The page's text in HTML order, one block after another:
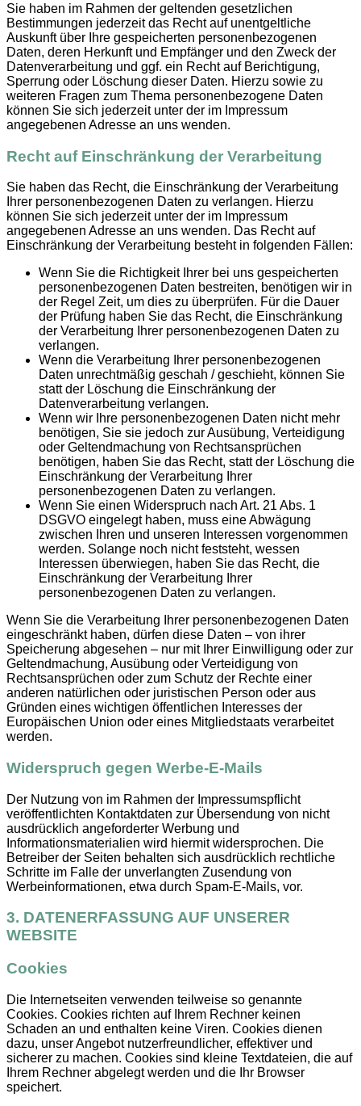
Sie haben im Rahmen der geltenden gesetzlichen
Bestimmungen jederzeit das Recht auf unentgeltliche
Auskunft über Ihre gespeicherten personenbezogenen
Daten, deren Herkunft und Empfänger und den Zweck der
Datenverarbeitung und ggf. ein Recht auf Berichtigung,
Sperrung oder Löschung dieser Daten. Hierzu sowie zu
weiteren Fragen zum Thema personenbezogene Daten
können Sie sich jederzeit unter der im Impressum
angegebenen Adresse an uns wenden.
Recht auf Einschränkung der Verarbeitung
Sie haben das Recht, die Einschränkung der Verarbeitung
Ihrer personenbezogenen Daten zu verlangen. Hierzu
können Sie sich jederzeit unter der im Impressum
angegebenen Adresse an uns wenden. Das Recht auf
Einschränkung der Verarbeitung besteht in folgenden Fällen:
Wenn Sie die Richtigkeit Ihrer bei uns gespeicherten
personenbezogenen Daten bestreiten, benötigen wir in
der Regel Zeit, um dies zu überprüfen. Für die Dauer
der Prüfung haben Sie das Recht, die Einschränkung
der Verarbeitung Ihrer personenbezogenen Daten zu
verlangen.
Wenn die Verarbeitung Ihrer personenbezogenen
Daten unrechtmäßig geschah / geschieht, können Sie
statt der Löschung die Einschränkung der
Datenverarbeitung verlangen.
Wenn wir Ihre personenbezogenen Daten nicht mehr
benötigen, Sie sie jedoch zur Ausübung, Verteidigung
oder Geltendmachung von Rechtsansprüchen
benötigen, haben Sie das Recht, statt der Löschung die
Einschränkung der Verarbeitung Ihrer
personenbezogenen Daten zu verlangen.
Wenn Sie einen Widerspruch nach Art. 21 Abs. 1
DSGVO eingelegt haben, muss eine Abwägung
zwischen Ihren und unseren Interessen vorgenommen
werden. Solange noch nicht feststeht, wessen
Interessen überwiegen, haben Sie das Recht, die
Einschränkung der Verarbeitung Ihrer
personenbezogenen Daten zu verlangen.
Wenn Sie die Verarbeitung Ihrer personenbezogenen Daten
eingeschränkt haben, dürfen diese Daten – von ihrer
Speicherung abgesehen – nur mit Ihrer Einwilligung oder zur
Geltendmachung, Ausübung oder Verteidigung von
Rechtsansprüchen oder zum Schutz der Rechte einer
anderen natürlichen oder juristischen Person oder aus
Gründen eines wichtigen öffentlichen Interesses der
Europäischen Union oder eines Mitgliedstaats verarbeitet
werden.
Widerspruch gegen Werbe-E-Mails
Der Nutzung von im Rahmen der Impressumspflicht
veröffentlichten Kontaktdaten zur Übersendung von nicht
ausdrücklich angeforderter Werbung und
Informationsmaterialien wird hiermit widersprochen. Die
Betreiber der Seiten behalten sich ausdrücklich rechtliche
Schritte im Falle der unverlangten Zusendung von
Werbeinformationen, etwa durch Spam-E-Mails, vor.
3. DATENERFASSUNG AUF UNSERER
WEBSITE
Cookies
Die Internetseiten verwenden teilweise so genannte
Cookies. Cookies richten auf Ihrem Rechner keinen
Schaden an und enthalten keine Viren. Cookies dienen
dazu, unser Angebot nutzerfreundlicher, effektiver und
sicherer zu machen. Cookies sind kleine Textdateien, die auf
Ihrem Rechner abgelegt werden und die Ihr Browser
speichert.